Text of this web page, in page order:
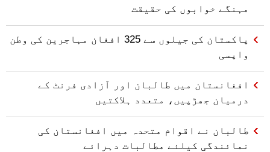
مہنگے خوابوں کی حقیقت
پاکستان کی جیلوں سے 325 افغان مہاجرین کی وطن
واپسی
افغانستان میں طالبان اور آزادی فرنٹ کے
درمیان جھڑپیں، متعدد ہلاکتیں
طالبان نے اقوام متحدہ میں افغانستان کی
نمائندگی کیلئے مطالبات دہرائے